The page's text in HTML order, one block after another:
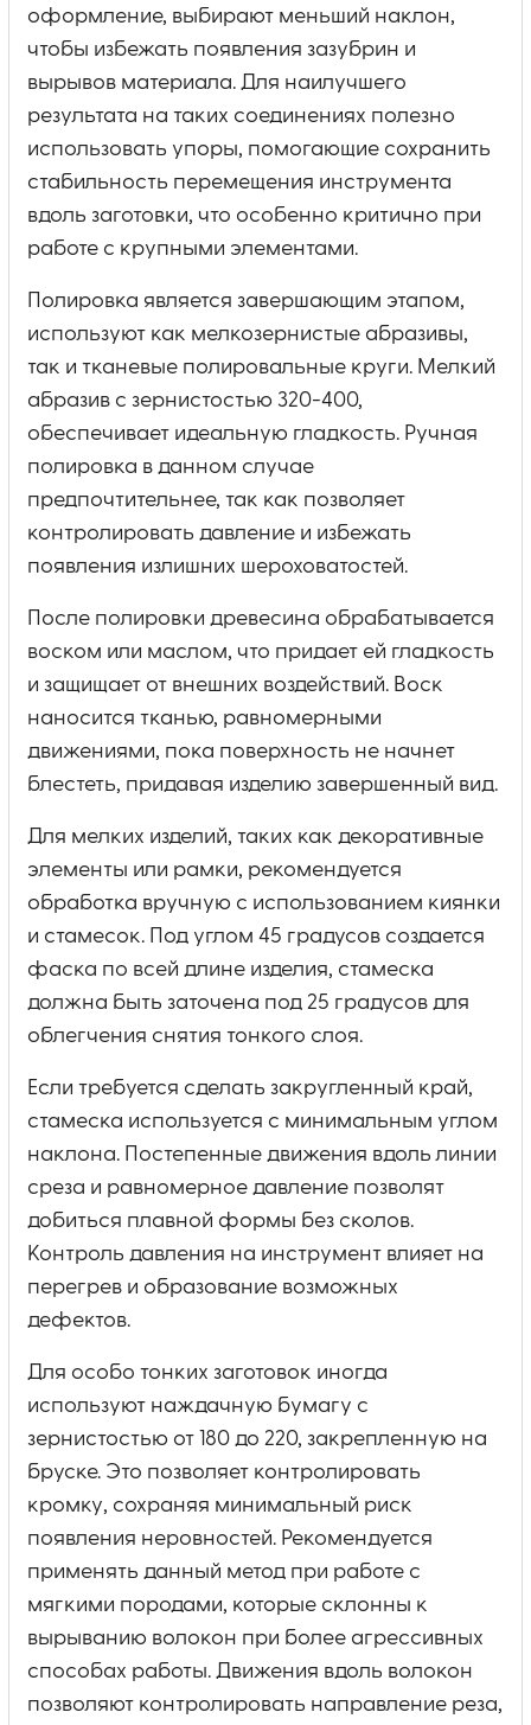
оформление, выбирают меньший наклон,
чтобы избежать появления зазубрин и
вырывов материала. Для наилучшего
результата на таких соединениях полезно
использовать упоры, помогающие сохранить
стабильность перемещения инструмента
вдоль заготовки, что особенно критично при
работе с крупными элементами.
Полировка является завершающим этапом,
используют как мелкозернистые абразивы,
так и тканевые полировальные круги. Мелкий
абразив с зернистостью 320-400,
обеспечивает идеальную гладкость. Ручная
полировка в данном случае
предпочтительнее, так как позволяет
контролировать давление и избежать
появления излишних шероховатостей.
После полировки древесина обрабатывается
воском или маслом, что придает ей гладкость
и защищает от внешних воздействий. Воск
наносится тканью, равномерными
движениями, пока поверхность не начнет
блестеть, придавая изделию завершенный вид.
Для мелких изделий, таких как декоративные
элементы или рамки, рекомендуется
обработка вручную с использованием киянки
и стамесок. Под углом 45 градусов создается
фаска по всей длине изделия, стамеска
должна быть заточена под 25 градусов для
облегчения снятия тонкого слоя.
Если требуется сделать закругленный край,
стамеска используется с минимальным углом
наклона. Постепенные движения вдоль линии
среза и равномерное давление позволят
добиться плавной формы без сколов.
Контроль давления на инструмент влияет на
перегрев и образование возможных
дефектов.
Для особо тонких заготовок иногда
используют наждачную бумагу с
зернистостью от 180 до 220, закрепленную на
бруске. Это позволяет контролировать
кромку, сохраняя минимальный риск
появления неровностей. Рекомендуется
применять данный метод при работе с
мягкими породами, которые склонны к
вырыванию волокон при более агрессивных
способах работы. Движения вдоль волокон
позволяют контролировать направление реза,